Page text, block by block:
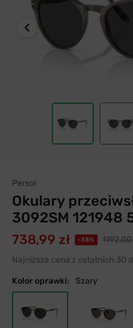
Persol
Okulary
3092SM 121948
738,99 zł -38%
1192,00
Najniższa cena z ostatnich 30
Kolor oprawki: Szary